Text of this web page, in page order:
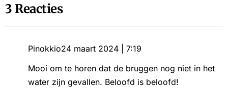
3 Reacties
Pinokkio24 maart 2024 | 7:19
Mooi om te horen dat de bruggen nog niet in het
water zijn gevallen. Beloofd is beloofd!